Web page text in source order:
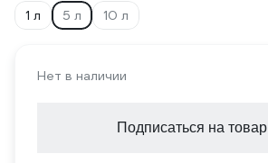
1 л
5 л 10 л
Нет в наличии
Подписаться на товар